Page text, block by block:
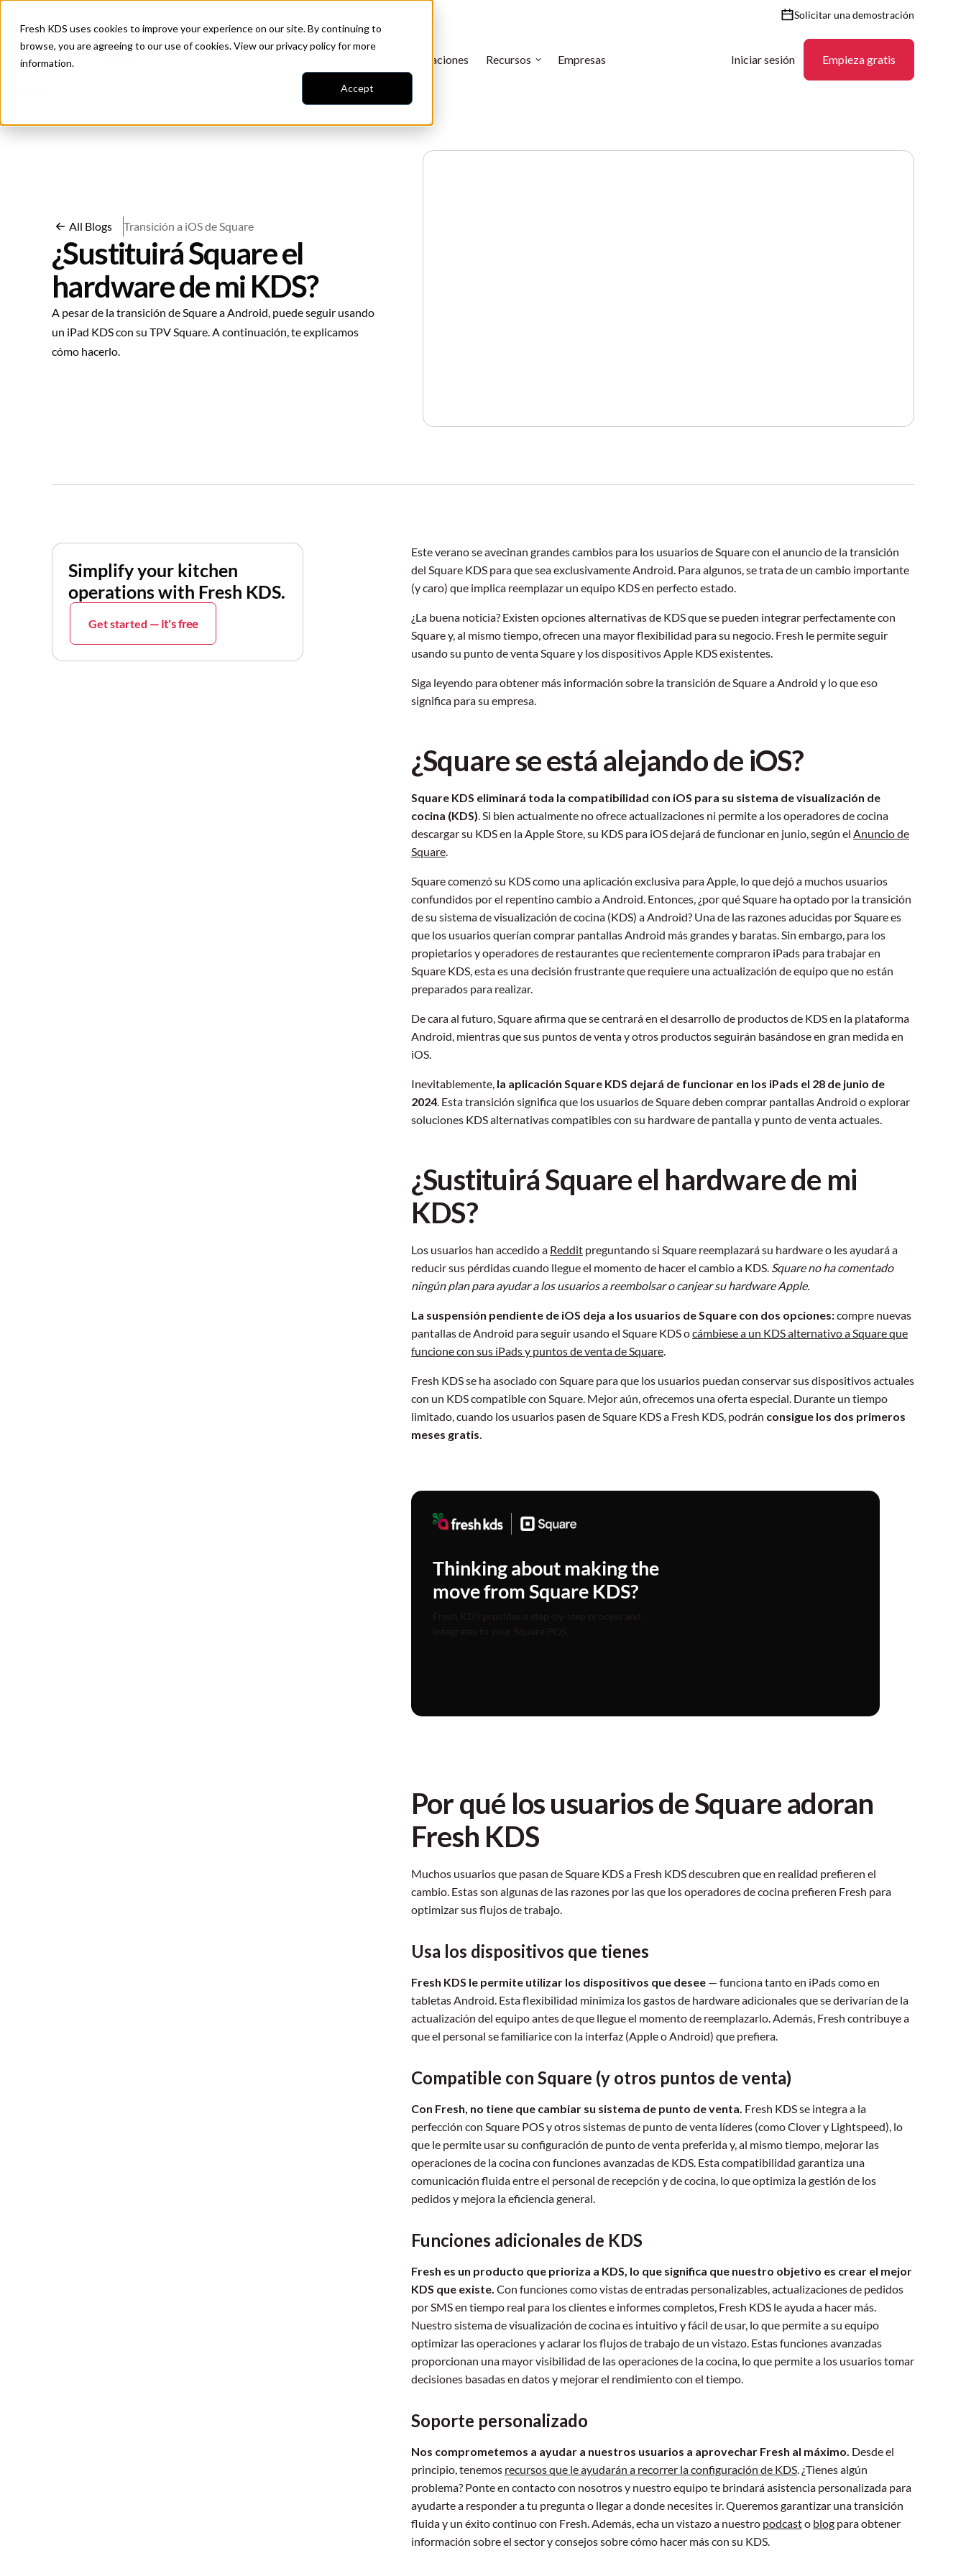
Fresh KDS uses cookies to improve your experience on our site. By continuing to
browse, you are agreeing to our use of cookies. View ourprivacy policyfor more
information.
Accept
Solicitar una demostración
Integraciones Recursos Empresas Iniciar sesión Empieza gratis
All Blogs Transición a iOS de Square
¿Sustituirá Square el
hardware de mi KDS?
A pesar de la transición de Square a Android, puede seguir usando
un iPad KDS con su TPV Square. A continuación, te explicamos
cómo hacerlo.
Simplify your kitchen
operations with Fresh KDS.
Get started — it's free
Este verano se avecinan grandes cambios para los usuarios de Square con el anuncio de la transición
del Square KDS para que sea exclusivamente Android. Para algunos, se trata de un cambio importante
(y caro) que implica reemplazar un equipo KDS en perfecto estado.
¿La buena noticia? Existen opciones alternativas de KDS que se pueden integrar perfectamente con
Square y, al mismo tiempo, ofrecen una mayor flexibilidad para su negocio. Fresh le permite seguir
usando su punto de venta Square y los dispositivos Apple KDS existentes.
Siga leyendo para obtener más información sobre la transición de Square a Android y lo que eso
significa para su empresa.
¿Square se está alejando de iOS?
Square KDS eliminará toda la compatibilidad con iOS para su sistema de visualización de
cocina (KDS). Si bien actualmente no ofrece actualizaciones ni permite a los operadores de cocina
descargar su KDS en la Apple Store, su KDS para iOS dejará de funcionar en junio, según el Anuncio de
Square.
Square comenzó su KDS como una aplicación exclusiva para Apple, lo que dejó a muchos usuarios
confundidos por el repentino cambio a Android. Entonces, ¿por qué Square ha optado por la transición
de su sistema de visualización de cocina (KDS) a Android? Una de las razones aducidas por Square es
que los usuarios querían comprar pantallas Android más grandes y baratas. Sin embargo, para los
propietarios y operadores de restaurantes que recientemente compraron iPads para trabajar en
Square KDS, esta es una decisión frustrante que requiere una actualización de equipo que no están
preparados para realizar.
De cara al futuro, Square afirma que se centrará en el desarrollo de productos de KDS en la plataforma
Android, mientras que sus puntos de venta y otros productos seguirán basándose en gran medida en
iOS.
Inevitablemente, la aplicación Square KDS dejará de funcionar en los iPads el 28 de junio de
2024. Esta transición significa que los usuarios de Square deben comprar pantallas Android o explorar
soluciones KDS alternativas compatibles con su hardware de pantalla y punto de venta actuales.
¿Sustituirá Square el hardware de mi
KDS?
Los usuarios han accedido a Reddit preguntando si Square reemplazará su hardware o les ayudará a
reducir sus pérdidas cuando llegue el momento de hacer el cambio a KDS. Square no ha comentado
ningún plan para ayudar a los usuarios a reembolsar o canjear su hardware Apple.
La suspensión pendiente de iOS deja a los usuarios de Square con dos opciones:compre nuevas
pantallas de Android para seguir usando el Square KDS ocámbiese a un KDS alternativo a Square que
funcione con sus iPads y puntos de venta de Square.
Fresh KDS se ha asociado con Square para que los usuarios puedan conservar sus dispositivos actuales
con un KDS compatible con Square. Mejor aún, ofrecemos una oferta especial. Durante un tiempo
limitado, cuando los usuarios pasen de Square KDS a Fresh KDS, podrán consigue los dos primeros
meses gratis.
Thinking about making the
move from Square KDS?
Fresh KDS provides a step-by-step process and
integrates to your Square POS.
Por qué los usuarios de Square adoran
Fresh KDS
Muchos usuarios que pasan de Square KDS a Fresh KDS descubren que en realidad prefieren el
cambio. Estas son algunas de las razones por las que los operadores de cocina prefieren Fresh para
optimizar sus flujos de trabajo.
Usa los dispositivos que tienes
Fresh KDS le permite utilizar los dispositivos que desee — funciona tanto en iPads como en
tabletas Android. Esta flexibilidad minimiza los gastos de hardware adicionales que se derivarían de la
actualización del equipo antes de que llegue el momento de reemplazarlo. Además, Fresh contribuye a
que el personal se familiarice con la interfaz (Apple o Android) que prefiera.
Compatible con Square (y otros puntos de venta)
Con Fresh, no tiene que cambiar su sistema de punto de venta. Fresh KDS se integra a la
perfección con Square POS y otros sistemas de punto de venta líderes (como Clover y Lightspeed), lo
que le permite usar su configuración de punto de venta preferida y, al mismo tiempo, mejorar las
operaciones de la cocina con funciones avanzadas de KDS. Esta compatibilidad garantiza una
comunicación fluida entre el personal de recepción y de cocina, lo que optimiza la gestión de los
pedidos y mejora la eficiencia general.
Funciones adicionales de KDS
Fresh es un producto que prioriza a KDS, lo que significa que nuestro objetivo es crear el mejor
KDS que existe. Con funciones como vistas de entradas personalizables, actualizaciones de pedidos
por SMS en tiempo real para los clientes e informes completos, Fresh KDS le ayuda a hacer más.
Nuestro sistema de visualización de cocina es intuitivo y fácil de usar, lo que permite a su equipo
optimizar las operaciones y aclarar los flujos de trabajo de un vistazo. Estas funciones avanzadas
proporcionan una mayor visibilidad de las operaciones de la cocina, lo que permite a los usuarios tomar
decisiones basadas en datos y mejorar el rendimiento con el tiempo.
Soporte personalizado
Nos comprometemos a ayudar a nuestros usuarios a aprovechar Fresh al máximo. Desde el
principio, tenemos recursos que le ayudarán a recorrer la configuración de KDS. ¿Tienes algún
problema? Ponte en contacto con nosotros y nuestro equipo te brindará asistencia personalizada para
ayudarte a responder a tu pregunta o llegar a donde necesites ir. Queremos garantizar una transición
fluida y un éxito continuo con Fresh. Además, echa un vistazo a nuestro podcasto blog para obtener
información sobre el sector y consejos sobre cómo hacer más con su KDS.